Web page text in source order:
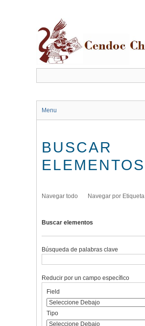
Menu
BUSCAR
ELEMENTOS
Navegar todo Navegar por Etiqueta
Buscar elementos
Búsqueda de palabras clave
rows
"Reducir
Reducir por un campo específico
de
búsqueda
de
búsqueda
de
búsqueda
de
Búsqueda
Field
Tipo